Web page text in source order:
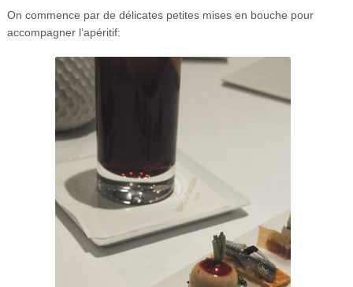
On commence par de délicates petites mises en bouche pour
accompagner l’apéritif: